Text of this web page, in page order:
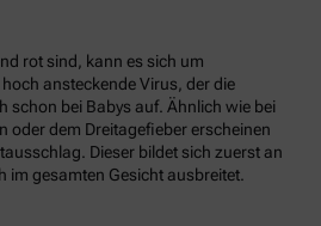
rot sind, kann es sich um
ansteckende Virus, der die
schon bei Babys auf. Ähnlich wie bei
oder dem Dreitagefieber erscheinen
Dieser bildet sich zuerst an
im gesamten Gesicht ausbreitet.